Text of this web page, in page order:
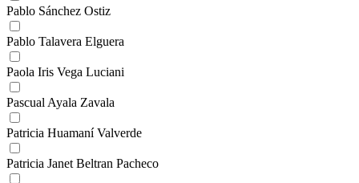
Pablo Sánchez Ostiz
Pablo Talavera Elguera
Paola Iris Vega Luciani
Pascual Ayala Zavala
Patricia Huamaní Valverde
Patricia Janet Beltran Pacheco